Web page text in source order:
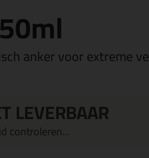
anker voor extreme
LEVERBAAR
controleren...